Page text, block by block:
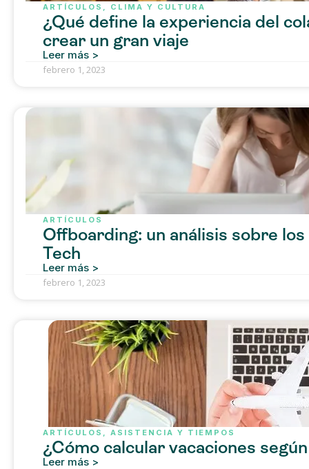
ARTÍCULOS CLIMA Y CULTURA
¿Qué define la experiencia del
crear un gran viaje
Leer más >
febrero 1, 2023
ARTÍCULOS
Offboarding: un análisis sobre
Tech
Leer más >
febrero 1, 2023
ARTÍCULOS ASISTENCIA Y TIEMPOS
¿Cómo calcular vacaciones
Leer más >